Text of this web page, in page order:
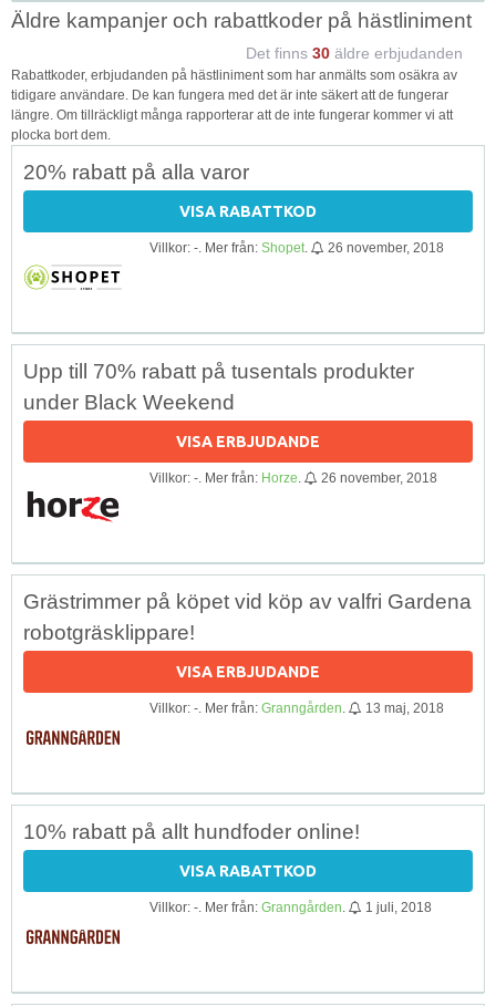
Äldre kampanjer och rabattkoder på hästliniment
Det finns 30 äldre erbjudanden
Rabattkoder, erbjudanden på hästliniment som har anmälts som osäkra av
tidigare användare. De kan fungera med det är inte säkert att de fungerar
längre. Om tillräckligt många rapporterar att de inte fungerar kommer vi att
plocka bort dem.
20% rabatt på alla varor
VISA RABATTKOD
Villkor: -. Mer från: Shopet 26 november, 2018
Upp till 70% rabatt på tusentals produkter
under Black Weekend
VISA ERBJUDANDE
Villkor: -. Mer från: Horze 26 november, 2018
Grästrimmer på köpet vid köp av valfri Gardena
robotgräsklippare!
VISA ERBJUDANDE
Villkor: -. Mer från: Granngården 13 maj, 2018
10% rabatt på allt hundfoder online!
VISA RABATTKOD
Villkor: -. Mer från: Granngården 1 juli, 2018